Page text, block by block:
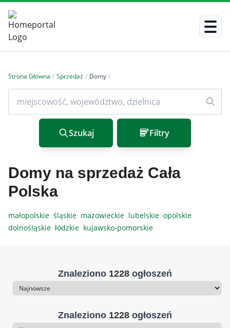
Strona Główna / Sprzedaż / Domy /
Szukaj Filtry
Domy na sprzedaż Cała
Polska
małopolskie śląskie mazowieckie lubelskie opolskie
dolnośląskie łódzkie kujawsko-pomorskie
Znaleziono 1228 ogłoszeń
Sortowanie
Znaleziono 1228 ogłoszeń